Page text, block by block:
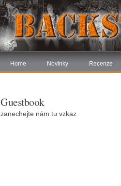
Home Novinky Recenze
Guestbook
zanechejte nám tu vzkaz